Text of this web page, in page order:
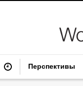
Перспективы